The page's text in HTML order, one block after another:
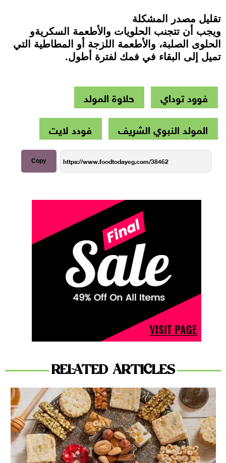
تقليل مصدر المشكلة
ويجب أن تتجنب الحلويات والأطعمة السكريةو
الحلوى الصلبة، والأطعمة اللزجة أو المطاطية التي
تميل إلى البقاء في فمك لفترة أطول.
فوود توداي
حلاوة المولد
المولد النبوي الشريف
فودد لايت
Copy
RELATED ARTICLES